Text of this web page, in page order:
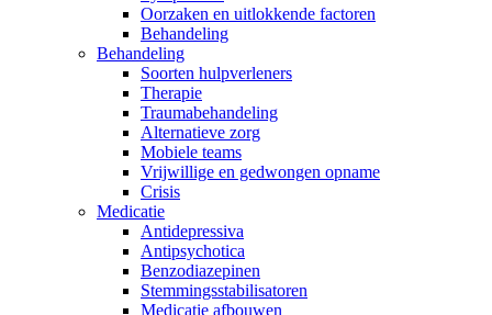
Oorzaken en uitlokkende factoren
Behandeling
Behandeling
Soorten hulpverleners
Therapie
Traumabehandeling
Alternatieve zorg
Mobiele teams
Vrijwillige en gedwongen opname
Crisis
Medicatie
Antidepressiva
Antipsychotica
Benzodiazepinen
Stemmingsstabilisatoren
Medicatie afbouwen